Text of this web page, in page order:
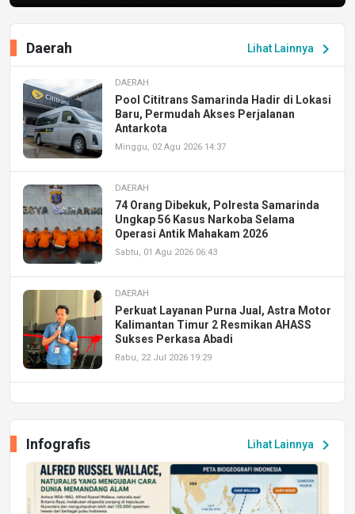
Lihat Lainnya chevron_right
Daerah
DAERAH
Pool Cititrans Samarinda Hadir di Lokasi
Baru, Permudah Akses Perjalanan
Antarkota
Minggu, 02 Agu 2026 14:37
DAERAH
74 Orang Dibekuk, Polresta Samarinda
Ungkap 56 Kasus Narkoba Selama
Operasi Antik Mahakam 2026
Sabtu, 01 Agu 2026 06:43
DAERAH
Perkuat Layanan Purna Jual, Astra Motor
Kalimantan Timur 2 Resmikan AHASS
Sukses Perkasa Abadi
Rabu, 22 Jul 2026 19:29
Peluang Kerja dan Magang
Jumat, 17 Jul 2026 22:30
DAERAH
Lihat Lainnya chevron_right
Infografis